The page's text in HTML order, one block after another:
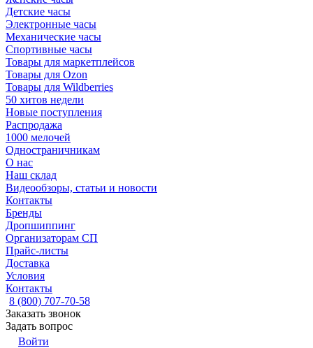
Детские часы
Электронные часы
Механические часы
Спортивные часы
Товары для маркетплейсов
Товары для Ozon
Товары для Wildberries
50 хитов недели
Новые поступления
Распродажа
1000 мелочей
Одностраничникам
О нас
Наш склад
Видеообзоры, статьи и новости
Контакты
Бренды
Дропшиппинг
Организаторам СП
Прайс-листы
Доставка
Условия
Контакты
8 (800) 707-70-58
Заказать звонок
Задать вопрос
Войти